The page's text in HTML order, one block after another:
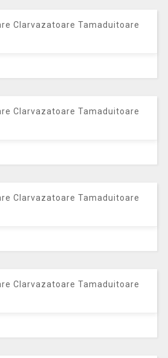
Clarvazatoare Tamaduitoare
Clarvazatoare Tamaduitoare
Clarvazatoare Tamaduitoare
Clarvazatoare Tamaduitoare